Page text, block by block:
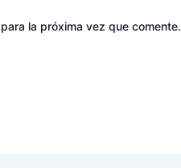
la próxima vez que comente.